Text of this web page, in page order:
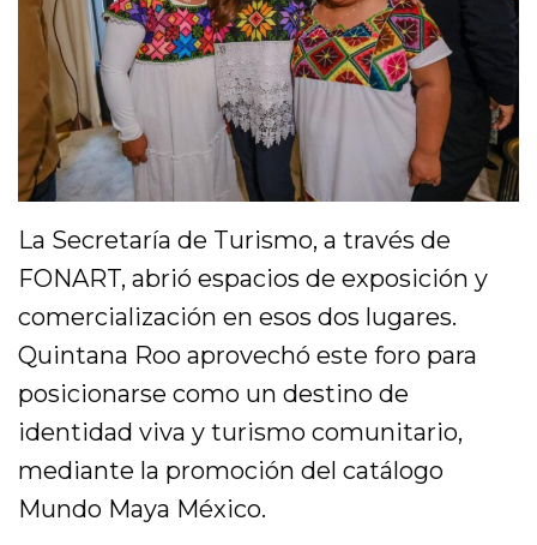
La Secretaría de Turismo, a través de
FONART, abrió espacios de exposición y
comercialización en esos dos lugares.
Quintana Roo aprovechó este foro para
posicionarse como un destino de
identidad viva y turismo comunitario,
mediante la promoción del catálogo
Mundo Maya México.